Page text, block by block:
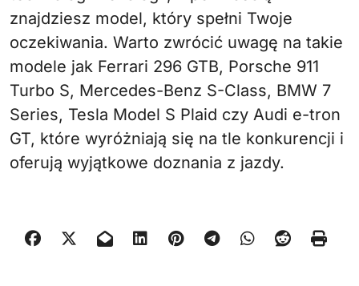
znajdziesz model, który spełni Twoje
oczekiwania. Warto zwrócić uwagę na takie
modele jak Ferrari 296 GTB, Porsche 911
Turbo S, Mercedes-Benz S-Class, BMW 7
Series, Tesla Model S Plaid czy Audi e-tron
GT, które wyróżniają się na tle konkurencji i
oferują wyjątkowe doznania z jazdy.